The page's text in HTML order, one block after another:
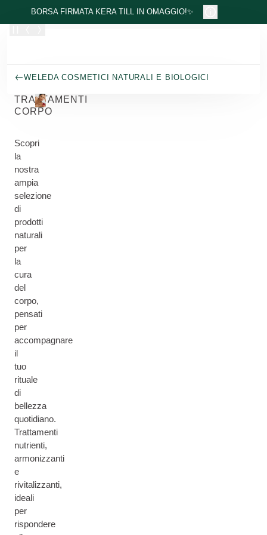
Passa al contenuto principale
BORSA FIRMATA KERA TILL IN OMAGGIO!✨
WELEDA COSMETICI NATURALI E BIOLOGICI
TRATTAMENTI
CORPO
Scopri
la
nostra
ampia
selezione
di
prodotti
naturali
per
la
cura
del
corpo,
pensati
per
accompagnare
il
tuo
rituale
di
bellezza
quotidiano.
Trattamenti
nutrienti,
armonizzanti
e
rivitalizzanti,
ideali
per
rispondere